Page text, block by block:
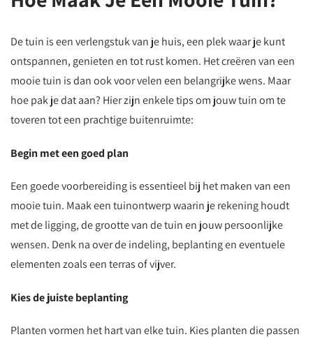
De tuin is een verlengstuk van je huis, een plek waar je kunt
ontspannen, genieten en tot rust komen. Het creëren van een
mooie tuin is dan ook voor velen een belangrijke wens. Maar
hoe pak je dat aan? Hier zijn enkele tips om jouw tuin om te
toveren tot een prachtige buitenruimte:
Begin met een goed plan
Een goede voorbereiding is essentieel bij het maken van een
mooie tuin. Maak een tuinontwerp waarin je rekening houdt
met de ligging, de grootte van de tuin en jouw persoonlijke
wensen. Denk na over de indeling, beplanting en eventuele
elementen zoals een terras of vijver.
Kies de juiste beplanting
Planten vormen het hart van elke tuin. Kies planten die passen